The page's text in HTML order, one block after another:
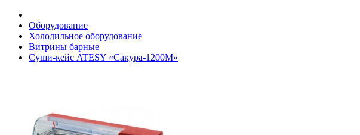
Оборудование
Холодильное оборудование
Витрины барные
Суши-кейс ATESY «Сакура-1200М»